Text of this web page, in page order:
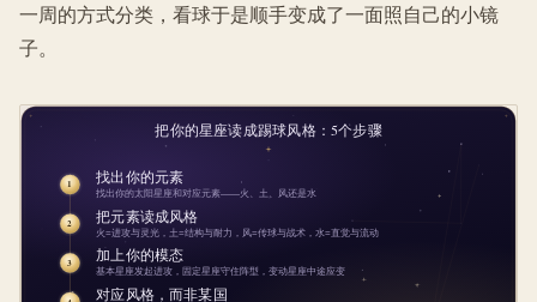
一周的方式分类，看球于是顺手变成了一面照自己的小镜
子。